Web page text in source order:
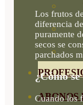
ABONOS
Los frutos
diferencia
puramente
secos se
parchados
¿Cómo
Cuando los